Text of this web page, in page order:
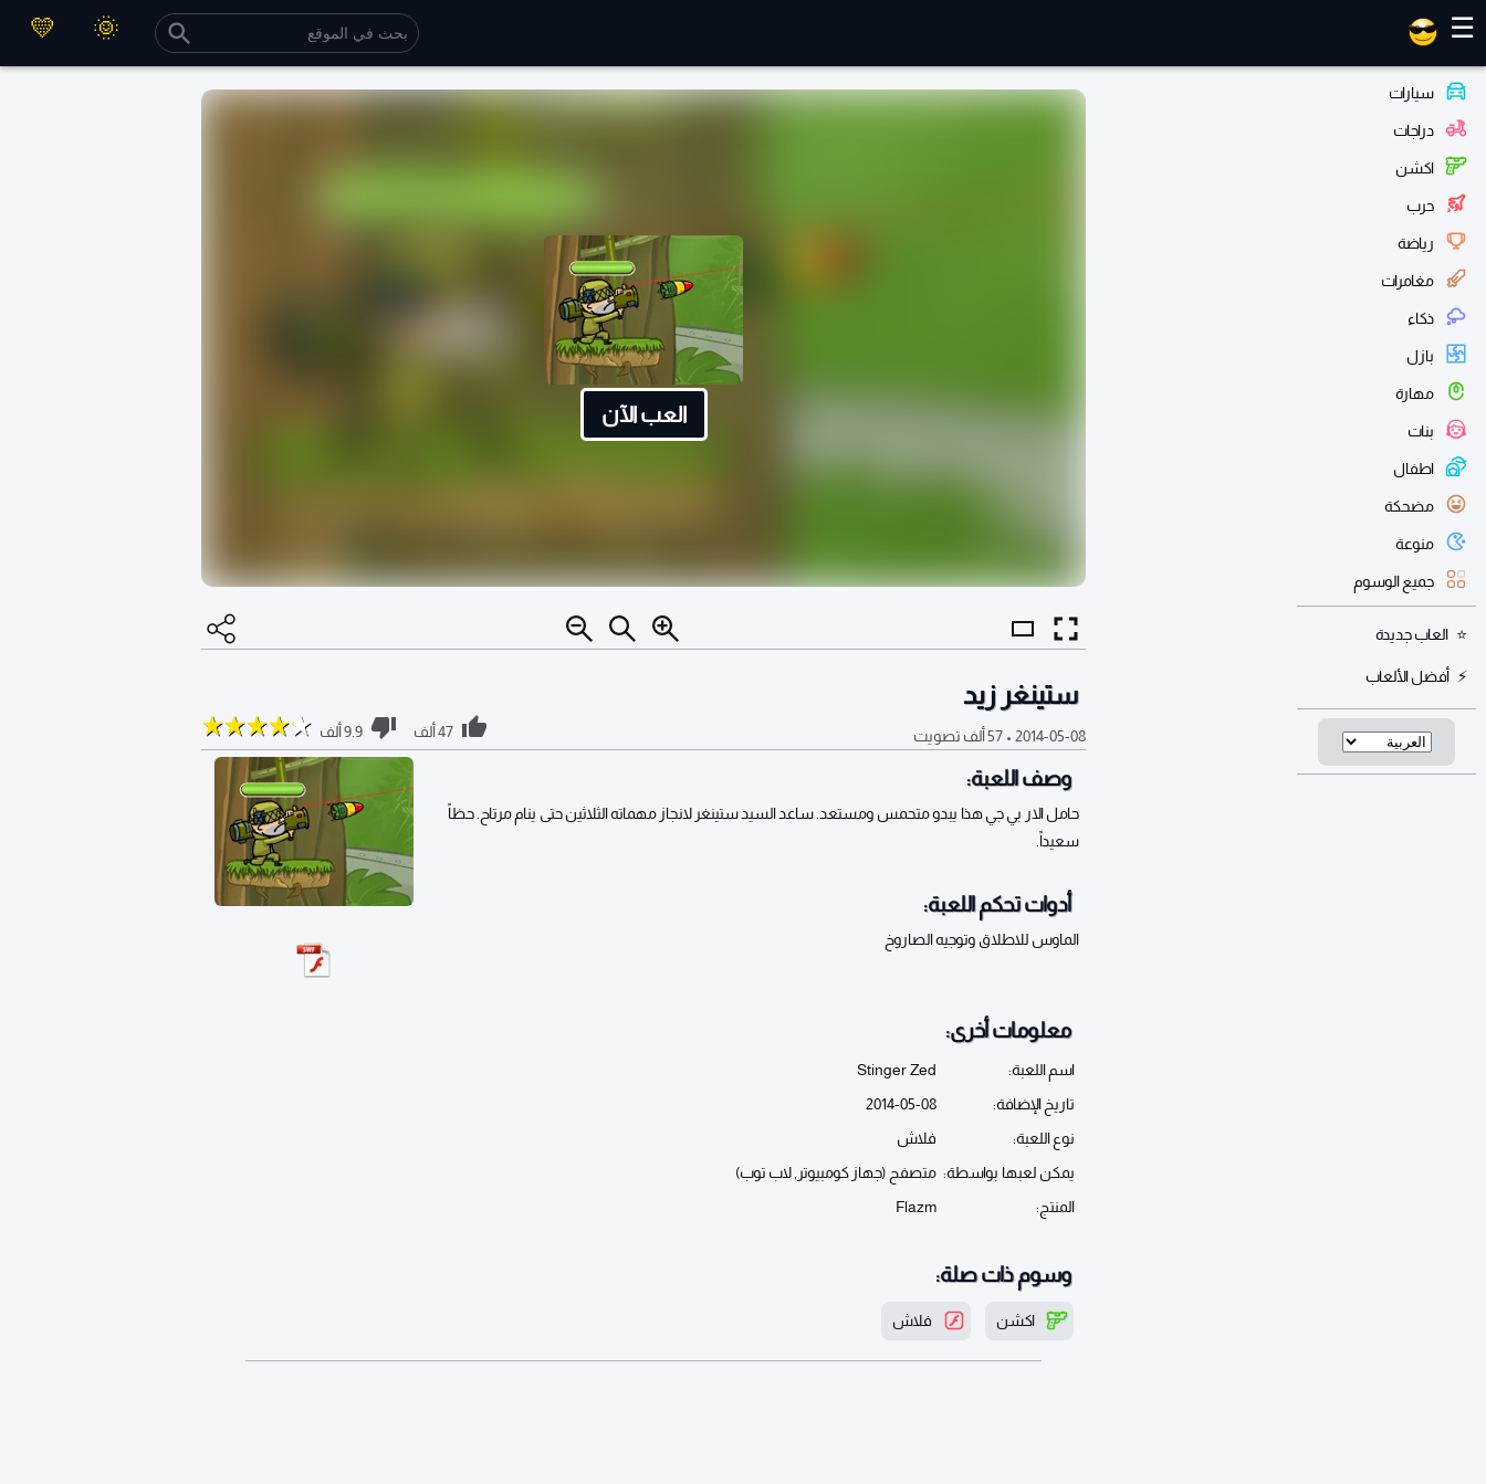
☰
سيارات
دراجات
اكشن
حرب
رياضة
مغامرات
ذكاء
بازل
مهارة
بنات
اطفال
مضحكة
منوعة
جميع الوسوم
العاب جديدة
أفضل الألعاب
العب الآن
ستينغر زيد
2014-05-08
• 57 ألف تصويت 47 ألف 9.9 ألف
وصف اللعبة:
حامل الار بي جي هذا يبدو متحمس ومستعد. ساعد السيد ستينغر لانجاز مهماته الثلاثين حتى ينام مرتاح. حظاً
سعيداً.
أدوات تحكم اللعبة:
الماوس للاطلاق وتوجيه الصاروخ
معلومات أخرى:
اسم اللعبة:
Stinger Zed
تاريخ الإضافة:
2014-05-08
نوع اللعبة:
فلاش
يمكن لعبها بواسطة: متصفح (جهاز كومبيوتر, لاب توب)
المنتج:
Flazm
وسوم ذات صلة:
اكشن فلاش